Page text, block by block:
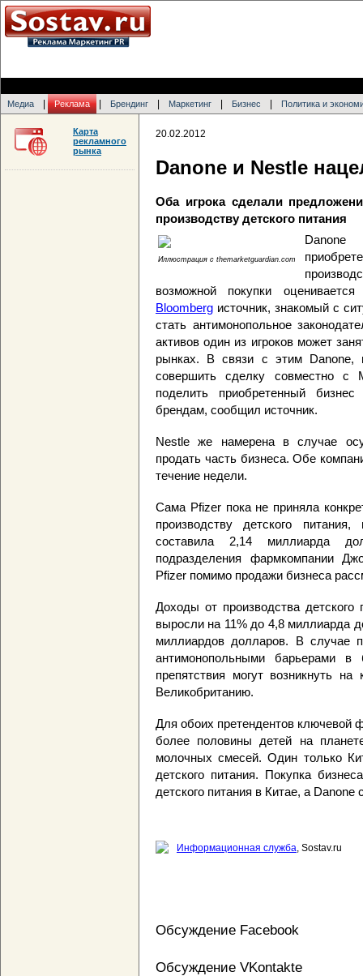
Медиа Реклама Брендинг Маркетинг Бизнес Политика и
20.02.2012
Danone и Nestle
Оба игрока сделали
производству детского питания
Иллюстрация с themarketguardian.com
возможной покупки
Bloomberg источник, знакомый с
стать антимонопольное
активов один из игроков может
рынках. В связи с этим Danone,
совершить сделку совместно с
поделить приобретенный
брендам, сообщил источник.
Nestle же намерена в случае
продать часть бизнеса. Обе
течение недели.
Сама Pfizer пока не приняла
производству детского
составила 2,14 миллиарда
подразделения фармкомпании
Pfizer помимо продажи бизнеса
Доходы от производства
выросли на 11% до 4,8 миллиарда
миллиардов долларов. В случае
антимонопольными барьерами
препятствия могут возникнуть
Великобританию.
Для обоих претендентов ключевой
более половины детей на
молочных смесей. Один только
детского питания. Покупка
детского питания в Китае, а
Информационная служба, Sostav.ru
Обсуждение Facebook
Обсуждение VKontakte
Карта
рекламного
рынка